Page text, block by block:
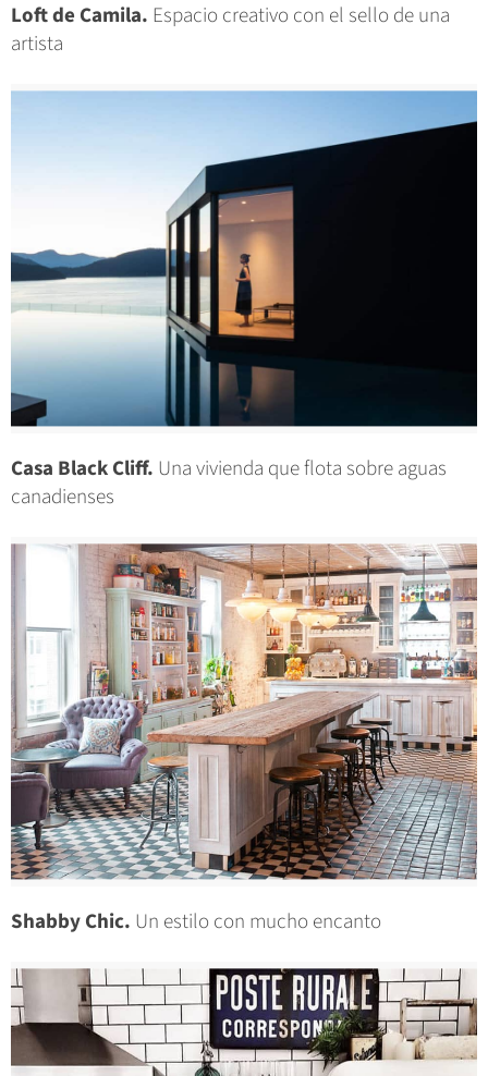
Loft de Camila. Espacio creativo con el sello de una
artista
Casa Black Cliff. Una vivienda que flota sobre aguas
canadienses
Shabby Chic. Un estilo con mucho encanto